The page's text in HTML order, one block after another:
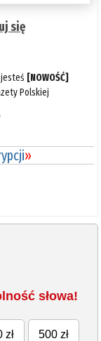
się
[NOWOŚĆ]
Polskiej
»
słowa!
zł 500 zł